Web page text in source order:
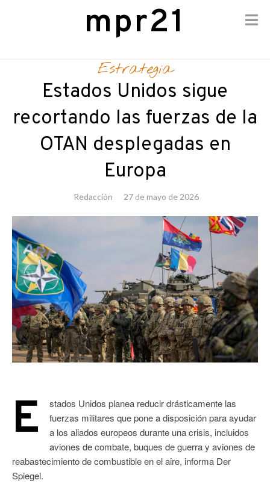
mpr21
Estrategia
Estados Unidos sigue
recortando las fuerzas de la
OTAN desplegadas en
Europa
Redacción 27 de mayo de 2026
E
stados Unidos planea reducir drásticamente las
fuerzas militares que pone a disposición para ayudar
a los aliados europeos durante una crisis, incluidos
aviones de combate, buques de guerra y aviones de
reabastecimiento de combustible en el aire, informa Der
Spiegel.